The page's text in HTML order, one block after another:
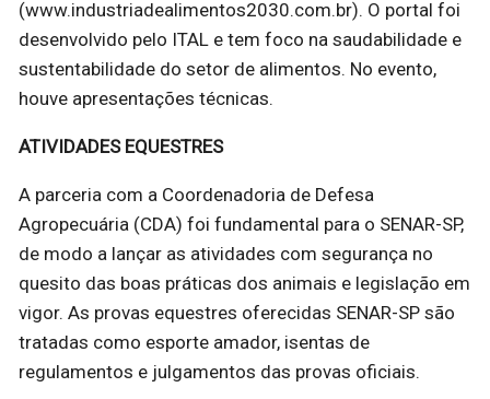
(www.industriadealimentos2030.com.br). O portal foi
desenvolvido pelo ITAL e tem foco na saudabilidade e
sustentabilidade do setor de alimentos. No evento,
houve apresentações técnicas.
ATIVIDADES EQUESTRES
A parceria com a Coordenadoria de Defesa
Agropecuária (CDA) foi fundamental para o SENAR-SP,
de modo a lançar as atividades com segurança no
quesito das boas práticas dos animais e legislação em
vigor. As provas equestres oferecidas SENAR-SP são
tratadas como esporte amador, isentas de
regulamentos e julgamentos das provas oficiais.